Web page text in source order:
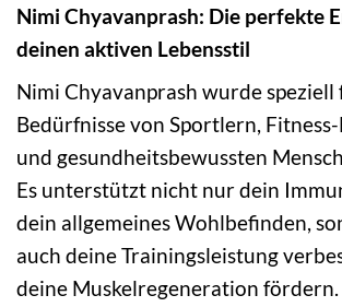
Nimi Chyavanprash: Die perfekte
deinen aktiven Lebensstil
Nimi Chyavanprash wurde speziell
Bedürfnisse von Sportlern,
und gesundheitsbewussten
Es unterstützt nicht nur dein
dein allgemeines Wohlbefinden,
auch deine Trainingsleistung
deine Muskelregeneration